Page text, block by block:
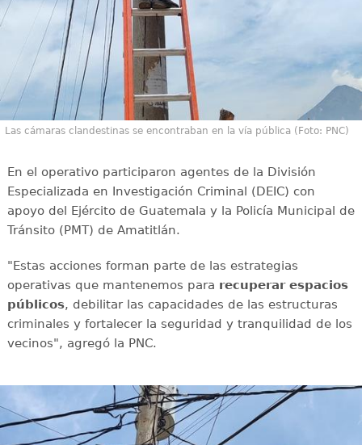
Las cámaras clandestinas se encontraban en la vía pública (Foto: PNC)
En el operativo participaron agentes de la División
Especializada en Investigación Criminal (DEIC) con
apoyo del Ejército de Guatemala y la Policía Municipal de
Tránsito (PMT) de Amatitlán.
"Estas acciones forman parte de las estrategias
operativas que mantenemos para recuperar espacios
públicos, debilitar las capacidades de las estructuras
criminales y fortalecer la seguridad y tranquilidad de los
vecinos", agregó la PNC.